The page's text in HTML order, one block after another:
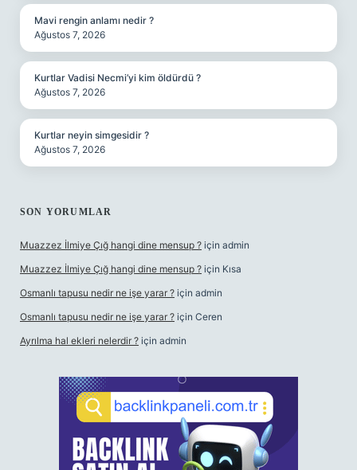
Mavi rengin anlamı nedir ?
Ağustos 7, 2026
Kurtlar Vadisi Necmi’yi kim öldürdü ?
Ağustos 7, 2026
Kurtlar neyin simgesidir ?
Ağustos 7, 2026
SON YORUMLAR
Muazzez İlmiye Çığ hangi dine mensup ? için admin
Muazzez İlmiye Çığ hangi dine mensup ? için Kısa
Osmanlı tapusu nedir ne işe yarar ? için admin
Osmanlı tapusu nedir ne işe yarar ? için Ceren
Ayrılma hal ekleri nelerdir ? için admin